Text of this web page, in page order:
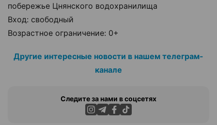
побережье Цнянского водохранилища
Вход: свободный
Возрастное ограничение: 0+
Другие интересные новости в нашем телеграм-
канале
Следите за нами в соцсетях